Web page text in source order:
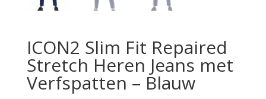
ICON2 Slim Fit Repaired
Stretch Heren Jeans met
Verfspatten – Blauw